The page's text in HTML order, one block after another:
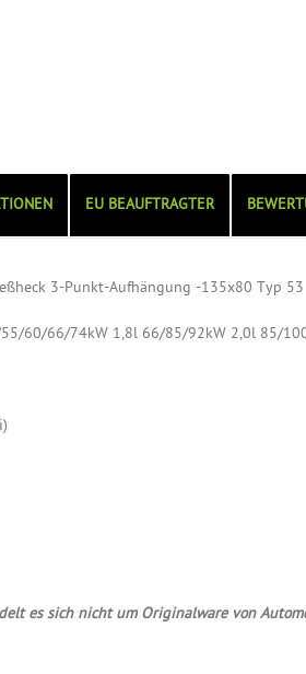
EU BEAUFTRAGTER
3-Punkt-Aufhängung -135x80 Typ 53
60/66/74kW 1,8l 66/85/92kW 2,0l 85/
es sich nicht um Originalware von